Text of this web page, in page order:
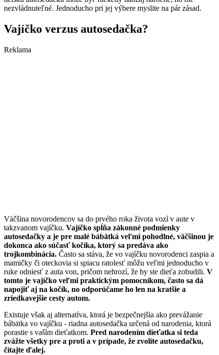
nezvládnuteľné. Jednoducho pri jej výbere myslite na pár zásad.
Vajíčko verzus autosedačka?
Reklama
Väčšina novorodencov sa do prvého roka života vozí v aute v
takzvanom vajíčku. Vajíčko spĺňa zákonné podmienky
autosedačky a je pre malé bábätká veľmi pohodlné, väčšinou je
dokonca ako súčasť kočíka, ktorý sa predáva ako
trojkombinácia. Často sa stáva, že vo vajíčku novorodenci zaspia a
mamičky či oteckovia si spiacu ratolesť môžu veľmi jednoducho v
ruke odniesť z auta von, pričom nehrozí, že by ste dieťa zobudili. V
tomto je vajíčko veľmi praktickým pomocníkom, často sa dá
napojiť aj na kočík, no odporúčame ho len na kratšie a
zriedkavejšie cesty autom.
Existuje však aj alternatíva, ktorá je bezpečnejšia ako prevážanie
bábätka vo vajíčku - riadna autosedačka určená od narodenia, ktorá
porastie s vaším dieťatkom. Pred narodením dieťatka si teda
zvážte všetky pre a proti a v prípade, že zvolíte autosedačku,
čítajte ďalej.